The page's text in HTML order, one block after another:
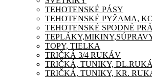
TEHOTENSKÉ PÁSY
TEHOTENSKÉ PYŽAMA,
TEHOTENSKÉ SPODNÉ
TOPY, TIELKA
TRIČKÁ 3/4 RUKÁV
TRIČKÁ, TUNIKY,
TRIČKÁ, TUNIKY, KR.